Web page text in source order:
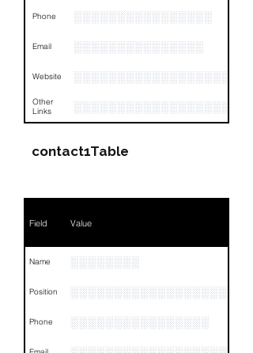
Phone ░░░░░░░░░░░░░░░░
Email ░░░░░░░░░░░░░░░
Website
Other
Links
contact1Table
Field Value
Name ░░░░░░░░
Position
Phone ░░░░░░░░░░░░░░░░